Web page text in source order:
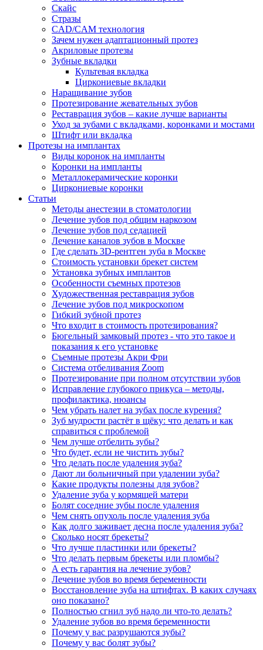
Скайс
Стразы
CAD/CAM технология
Зачем нужен адаптационный протез
Акриловые протезы
Зубные вкладки
Культевая вкладка
Циркониевые вкладки
Наращивание зубов
Протезирование жевательных зубов
Реставрация зубов – какие лучше варианты
Уход за зубами с вкладками, коронками и мостами
Штифт или вкладка
Протезы на имплантах
Виды коронок на импланты
Коронки на импланты
Металлокерамические коронки
Циркониевые коронки
Статьи
Методы анестезии в стоматологии
Лечение зубов под общим наркозом
Лечение зубов под седацией
Лечение каналов зубов в Москве
Где сделать 3D-рентген зуба в Москве
Стоимость установки брекет систем
Установка зубных имплантов
Особенности съемных протезов
Художественная реставрация зубов
Лечение зубов под микроскопом
Гибкий зубной протез
Что входит в стоимость протезирования?
Бюгельный замковый протез - что это такое и
показания к его установке
Съемные протезы Акри Фри
Система отбеливания Zoom
Протезирование при полном отсутствии зубов
Исправление глубокого прикуса – методы,
профилактика, нюансы
Чем убрать налет на зубах после курения?
Зуб мудрости растёт в щёку: что делать и как
справиться с проблемой
Чем лучше отбелить зубы?
Что будет, если не чистить зубы?
Что делать после удаления зуба?
Дают ли больничный при удалении зуба?
Какие продукты полезны для зубов?
Удаление зуба у кормящей матери
Болят соседние зубы после удаления
Чем снять опухоль после удаления зуба
Как долго заживает десна после удаления зуба?
Сколько носят брекеты?
Что лучше пластинки или брекеты?
Что делать первым брекеты или пломбы?
А есть гарантия на лечение зубов?
Лечение зубов во время беременности
Восстановление зуба на штифтах. В каких случаях
оно показано?
Полностью сгнил зуб надо ли что-то делать?
Удаление зубов во время беременности
Почему у вас разрушаются зубы?
Почему у вас болят зубы?